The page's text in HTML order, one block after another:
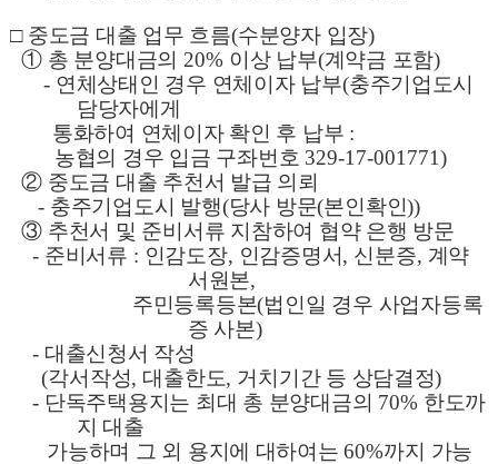
□ 중도금 대출 업무 흐름(수분양자 입장)
① 총 분양대금의 20% 이상 납부(계약금 포함)
- 연체상태인 경우 연체이자 납부(충주기업도시
담당자에게
통화하여 연체이자 확인 후 납부 :
농협의 경우 입금 구좌번호 329-17-001771)
② 중도금 대출 추천서 발급 의뢰
- 충주기업도시 발행(당사 방문(본인확인))
③ 추천서 및 준비서류 지참하여 협약 은행 방문
- 준비서류 : 인감도장, 인감증명서, 신분증, 계약
서원본,
주민등록등본(법인일 경우 사업자등록
증 사본)
- 대출신청서 작성
(각서작성, 대출한도, 거치기간 등 상담결정)
- 단독주택용지는 최대 총 분양대금의 70% 한도까
지 대출
가능하며 그 외 용지에 대하여는60%까지 가능